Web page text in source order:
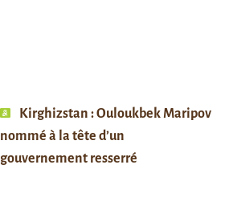
Kirghizstan : Ouloukbek Maripov
nommé à la tête d’un
gouvernement resserré